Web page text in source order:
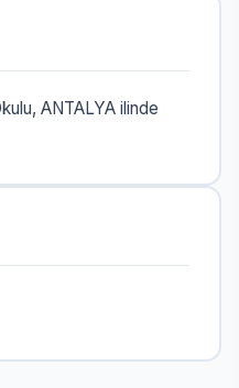
ANTALYA ilinde